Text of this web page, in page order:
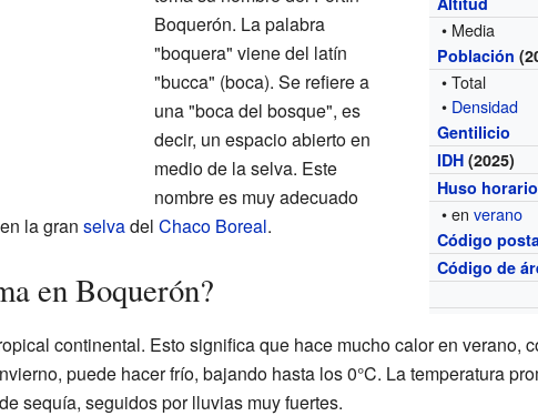
• Media
Población
• Total
• Densidad
Gentilicio
IDH (2025)
Huso horario
• enverano
Código
Código de
Boquerón. La palabra
"boquera" viene del latín
"bucca" (boca). Se refiere a
una "boca del bosque", es
decir, un espacio abierto en
medio de la selva. Este
nombre es muy adecuado
la gran selvadel Chaco Boreal.
en Boquerón?
continental. Esto significa que hace mucho calor en verano,
puede hacer frío, bajando hasta los 0°C. La temperatura
sequía, seguidos por lluvias muy fuertes.